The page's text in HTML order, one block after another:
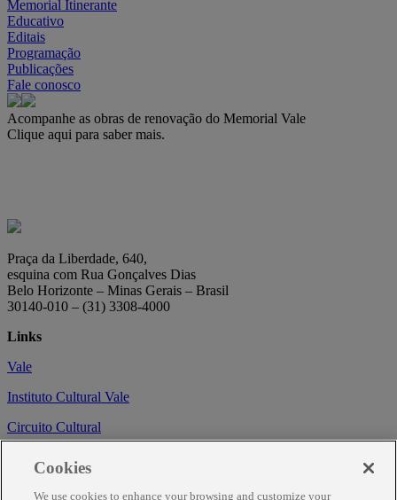
Memorial Itinerante
Educativo
Editais
Programação
Publicações
Fale conosco
Acompanhe as obras de renovação do Memorial Vale
Clique aqui para saber mais.
Praça da Liberdade, 640,
esquina com Rua Gonçalves Dias
Belo Horizonte – Minas Gerais – Brasil
30140-010 – (31) 3308-4000
Links
Vale
Instituto Cultural Vale
Circuito Cultural
Cookies
We use cookies to enhance your browsing and customize your